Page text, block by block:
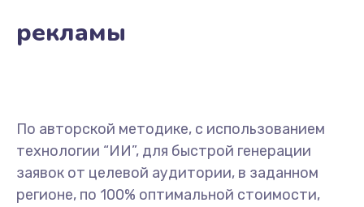
рекламы
По авторской методике, с использованием
технологии “ИИ”, для быстрой генерации
заявок от целевой аудитории, в заданном
регионе, по 100% оптимальной стоимости,